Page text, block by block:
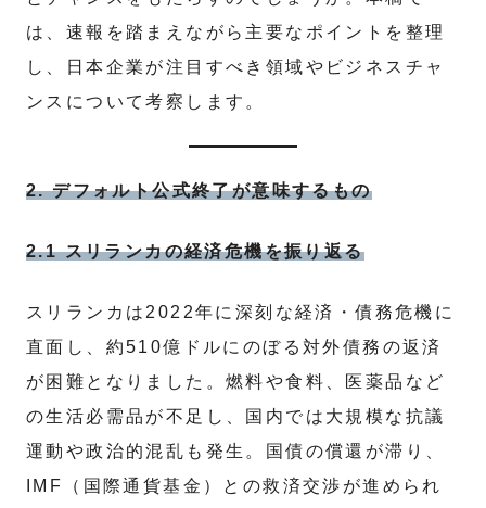
は、速報を踏まえながら主要なポイントを整理
し、日本企業が注目すべき領域やビジネスチャ
ンスについて考察します。
2. デフォルト公式終了が意味するもの
2.1 スリランカの経済危機を振り返る
スリランカは2022年に深刻な経済・債務危機に
直面し、約510億ドルにのぼる対外債務の返済
が困難となりました。燃料や食料、医薬品など
の生活必需品が不足し、国内では大規模な抗議
運動や政治的混乱も発生。国債の償還が滞り、
IMF（国際通貨基金）との救済交渉が進められ